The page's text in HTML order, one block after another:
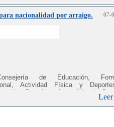
nacionalidad por arraigo. 07-
de Educación,
Actividad Física y
de Canarias, impartirá el
socioculturales para la
de la nacionalidad Española por
Leer